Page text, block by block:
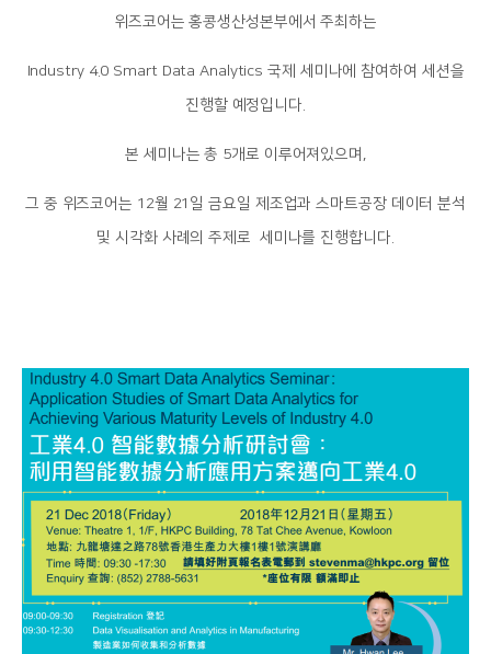
위즈코어는 홍콩생산성본부에서 주최하는
Industry 4.0 Smart Data Analytics 국제 세미나에 참여하여 세션을
진행할 예정입니다.
본 세미나는 총 5개로 이루어져있으며,
그 중 위즈코어는 12월 21일 금요일 제조업과 스마트공장 데이터 분석
및 시각화 사례의 주제로 세미나를 진행합니다.